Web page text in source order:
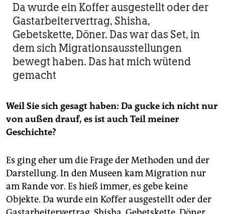
Da wurde ein Koffer ausgestellt oder der
Gastarbeitervertrag, Shisha,
Gebetskette, Döner. Das war das Set, in
dem sich Migrationsausstellungen
bewegt haben. Das hat mich wütend
gemacht
Weil Sie sich gesagt haben: Da gucke ich nicht nur
von außen drauf, es ist auch Teil meiner
Geschichte?
Es ging eher um die Frage der Methoden und der
Darstellung. In den Museen kam Migration nur
am Rande vor. Es hieß immer, es gebe keine
Objekte. Da wurde ein Koffer ausgestellt oder der